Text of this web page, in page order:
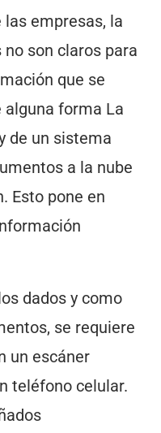
las empresas, la
son claros para
que se
forma La
de un sistema
a la nube
Esto pone en
dados y como
se requiere
un escáner
teléfono celular.